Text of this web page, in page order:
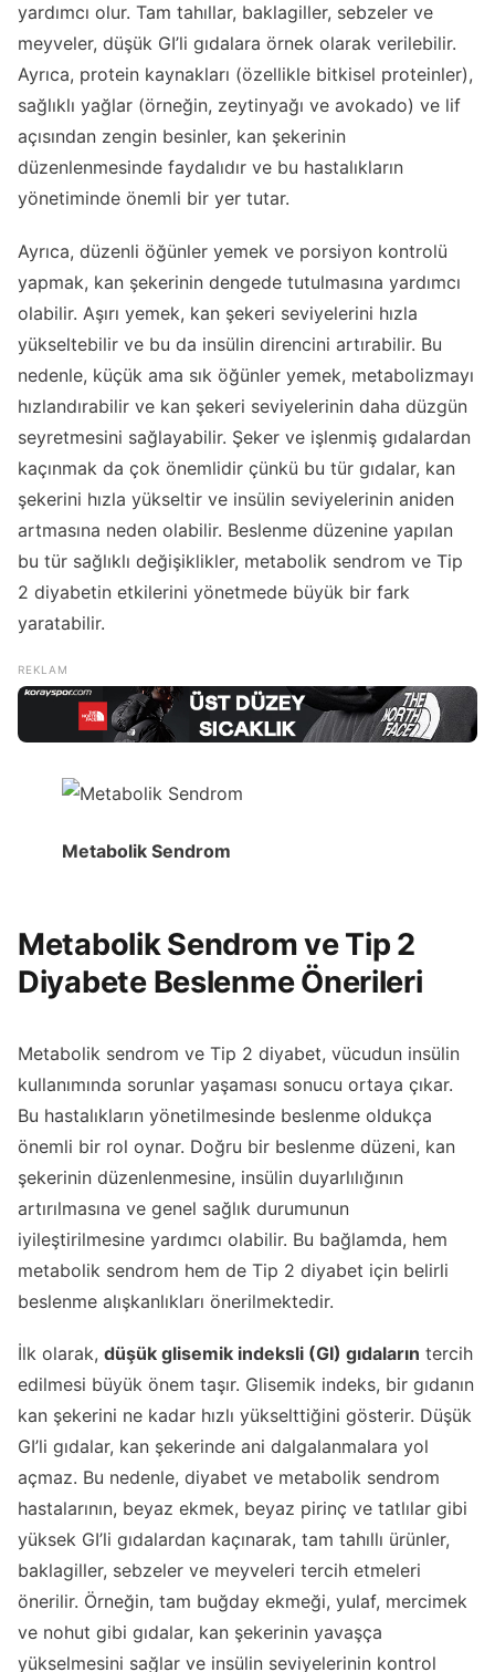
yardımcı olur. Tam tahıllar, baklagiller, sebzeler ve
meyveler, düşük GI’li gıdalara örnek olarak verilebilir.
Ayrıca, protein kaynakları (özellikle bitkisel proteinler),
sağlıklı yağlar (örneğin, zeytinyağı ve avokado) ve lif
açısından zengin besinler, kan şekerinin
düzenlenmesinde faydalıdır ve bu hastalıkların
yönetiminde önemli bir yer tutar.
Ayrıca, düzenli öğünler yemek ve porsiyon kontrolü
yapmak, kan şekerinin dengede tutulmasına yardımcı
olabilir. Aşırı yemek, kan şekeri seviyelerini hızla
yükseltebilir ve bu da insülin direncini artırabilir. Bu
nedenle, küçük ama sık öğünler yemek, metabolizmayı
hızlandırabilir ve kan şekeri seviyelerinin daha düzgün
seyretmesini sağlayabilir. Şeker ve işlenmiş gıdalardan
kaçınmak da çok önemlidir çünkü bu tür gıdalar, kan
şekerini hızla yükseltir ve insülin seviyelerinin aniden
artmasına neden olabilir. Beslenme düzenine yapılan
bu tür sağlıklı değişiklikler, metabolik sendrom ve Tip
2 diyabetin etkilerini yönetmede büyük bir fark
yaratabilir.
Metabolik Sendrom
Metabolik Sendrom ve Tip 2
Diyabete Beslenme Önerileri
Metabolik sendrom ve Tip 2 diyabet, vücudun insülin
kullanımında sorunlar yaşaması sonucu ortaya çıkar.
Bu hastalıkların yönetilmesinde beslenme oldukça
önemli bir rol oynar. Doğru bir beslenme düzeni, kan
şekerinin düzenlenmesine, insülin duyarlılığının
artırılmasına ve genel sağlık durumunun
iyileştirilmesine yardımcı olabilir. Bu bağlamda, hem
metabolik sendrom hem de Tip 2 diyabet için belirli
beslenme alışkanlıkları önerilmektedir.
İlk olarak, düşük glisemik indeksli (GI) gıdaların tercih
edilmesi büyük önem taşır. Glisemik indeks, bir gıdanın
kan şekerini ne kadar hızlı yükselttiğini gösterir. Düşük
GI’li gıdalar, kan şekerinde ani dalgalanmalara yol
açmaz. Bu nedenle, diyabet ve metabolik sendrom
hastalarının, beyaz ekmek, beyaz pirinç ve tatlılar gibi
yüksek GI’li gıdalardan kaçınarak, tam tahıllı ürünler,
baklagiller, sebzeler ve meyveleri tercih etmeleri
önerilir. Örneğin, tam buğday ekmeği, yulaf, mercimek
ve nohut gibi gıdalar, kan şekerinin yavaşça
yükselmesini sağlar ve insülin seviyelerinin kontrol